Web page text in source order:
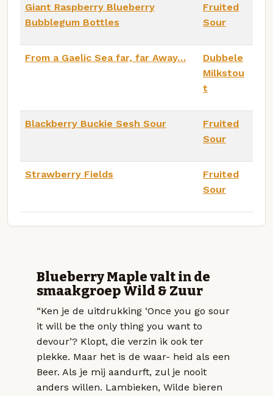
Giant Raspberry Blueberry
Bubblegum Bottles
Fruited
Sour
From a Gaelic Sea far, far Away…
Dubbele
Milkstou
t
Blackberry Buckie Sesh Sour
Fruited
Sour
Strawberry Fields
Fruited
Sour
Blueberry Maple valt in de
smaakgroep Wild & Zuur
“Ken je de uitdrukking ‘Once you go sour
it will be the only thing you want to
devour’? Klopt, die verzin ik ook ter
plekke. Maar het is de waar- heid als een
Beer. Als je mij aandurft, zul je nooit
anders willen. Lambieken, Wilde bieren